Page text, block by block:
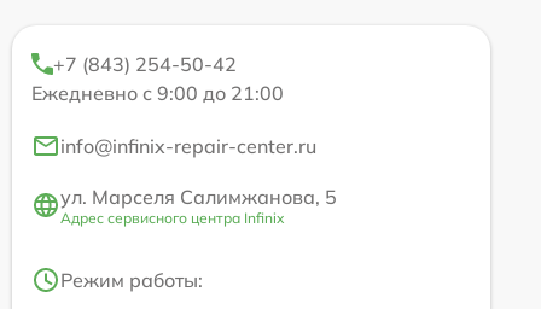
+7 (843) 254-50-42
Ежедневно с 9:00 до 21:00
info@infinix-repair-center.ru
ул. Марселя Салимжанова, 5
Адрес сервисного центра Infinix
Режим работы: